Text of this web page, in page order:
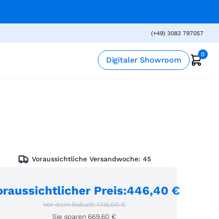
(+49) 3083 797057
Digitaler Showroom
0
Voraussichtliche Versandwoche: 45
Preis:446,40 €
Vor dem Rabatt: 1.116,00 €
Sie sparen 669,60 €